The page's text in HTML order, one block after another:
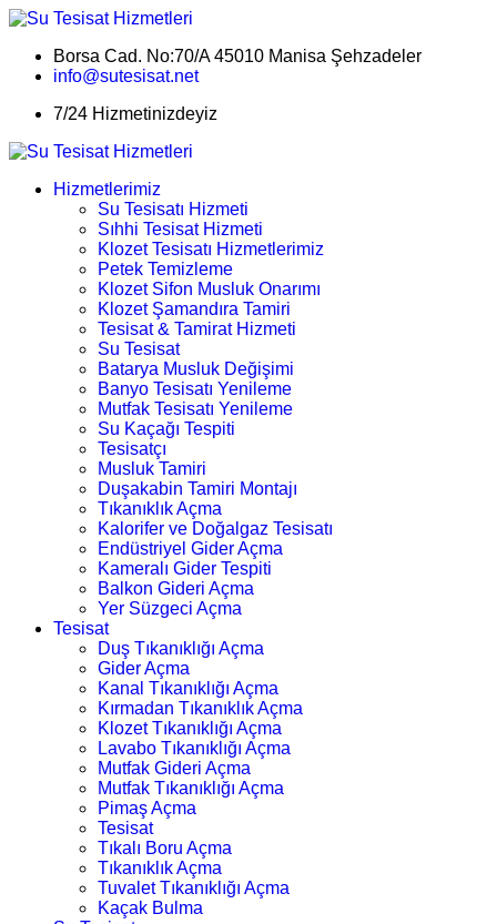
Borsa Cad. No:70/A 45010 Manisa Şehzadeler
info@sutesisat.net
7/24 Hizmetinizdeyiz
Hizmetlerimiz
Su Tesisatı Hizmeti
Sıhhi Tesisat Hizmeti
Klozet Tesisatı Hizmetlerimiz
Petek Temizleme
Klozet Sifon Musluk Onarımı
Klozet Şamandıra Tamiri
Tesisat & Tamirat Hizmeti
Su Tesisat
Batarya Musluk Değişimi
Banyo Tesisatı Yenileme
Mutfak Tesisatı Yenileme
Su Kaçağı Tespiti
Tesisatçı
Musluk Tamiri
Duşakabin Tamiri Montajı
Tıkanıklık Açma
Kalorifer ve Doğalgaz Tesisatı
Endüstriyel Gider Açma
Kameralı Gider Tespiti
Balkon Gideri Açma
Yer Süzgeci Açma
Tesisat
Duş Tıkanıklığı Açma
Gider Açma
Kanal Tıkanıklığı Açma
Kırmadan Tıkanıklık Açma
Klozet Tıkanıklığı Açma
Lavabo Tıkanıklığı Açma
Mutfak Gideri Açma
Mutfak Tıkanıklığı Açma
Pimaş Açma
Tesisat
Tıkalı Boru Açma
Tıkanıklık Açma
Tuvalet Tıkanıklığı Açma
Kaçak Bulma